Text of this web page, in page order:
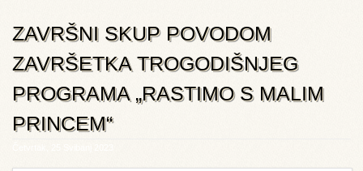
ZAVRŠNI SKUP POVODOM
ZAVRŠETKA TROGODIŠNJEG
PROGRAMA „RASTIMO S MALIM
PRINCEM“